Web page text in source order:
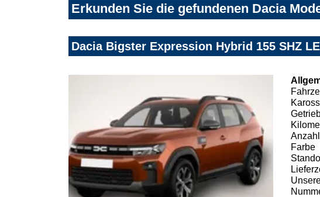
Erkunden Sie die gefundenen Dacia
Dacia Bigster Expression Hybrid 155 SHZ
Farbe